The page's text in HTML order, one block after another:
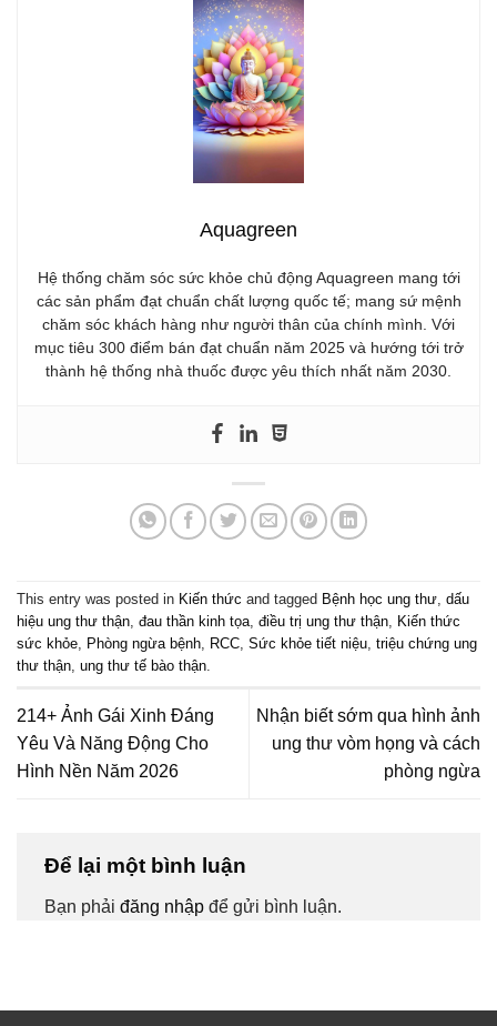
Aquagreen
Hệ thống chăm sóc sức khỏe chủ động Aquagreen mang tới
các sản phẩm đạt chuẩn chất lượng quốc tế; mang sứ mệnh
chăm sóc khách hàng như người thân của chính mình. Với
mục tiêu 300 điểm bán đạt chuẩn năm 2025 và hướng tới trở
thành hệ thống nhà thuốc được yêu thích nhất năm 2030.
This entry was posted in Kiến thức and tagged Bệnh học ung thư, dấu
hiệu ung thư thận, đau thần kinh tọa, điều trị ung thư thận, Kiến thức
sức khỏe, Phòng ngừa bệnh, RCC, Sức khỏe tiết niệu, triệu chứng ung
thư thận, ung thư tế bào thận.
214+ Ảnh Gái Xinh Đáng
Yêu Và Năng Động Cho
Hình Nền Năm 2026
Nhận biết sớm qua hình ảnh
ung thư vòm họng và cách
phòng ngừa
Để lại một bình luận
Bạn phải đăng nhập để gửi bình luận.